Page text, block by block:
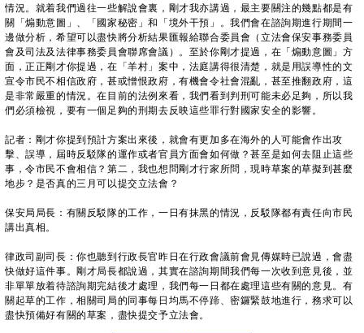
情況。就着我們過往一些解說會裏，剛才我亦講過，最主要關注的幾點都是有
關「煽動意圖」、「國家秘密」和「境外干預」。我們會在諮詢期進行期間一
邊做分析，希望可以盡快將分析結果匯報給聯合委員會（立法會保安事務委員
會及司法及法律事務委員會聯席會議）。至於你剛才提過，在「煽動意圖」方
面，正正剛才你提過，在「羊村」案中，法庭講得很清楚，就是用誤導性的文
宣令市民不相信政府，甚或憎恨政府，有機會令社會混亂，甚至推翻政府，這
是非常嚴重的情況。在目前的法例來看，我們看到判刑可能未必足夠，所以我
們必須檢視，要有一個足夠的刑期去反映這些罪行對國家安全的影響。
記者：剛才你提到預計方案出來後，就會有更加多在海外的人可能會作出攻
擊、誤導，屆時反駁隊的運作或者官員方面會如何做？甚至是如何去阻止這些
事，令市民不會相信？第二，我也想問剛才行家所問，現時草案的草擬到甚麼
地步？是否真的三月可以提交立法會？
保安局局長：有關反駁隊的工作，一日有抹黑的情況，反駁隊都有責任向市民
講出真相。
律政司副司長：你也聽到行政長官昨日在行政會議前會見傳媒時已說過，會盡
快做好這件事。剛才局長都說過，其實在諮詢期間我們每一次收到意見後，並
非單單放着待諮詢期完結後才處理，我們每一日都在處理這些有關的意見。有
關起草的工作，相關司局的同事每日均馬不停蹄、密鑼緊鼓地進行，務求可以
盡快預備好有關的草案，盡快提交予立法會。